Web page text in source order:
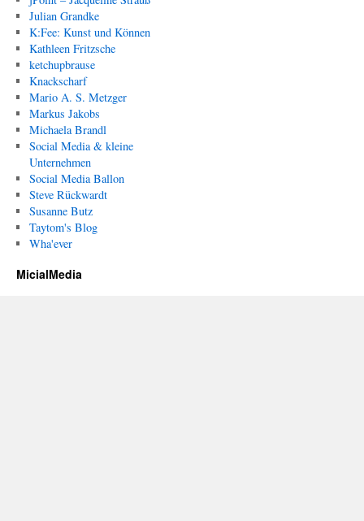
Julian Grandke
K:Fee: Kunst und Können
Kathleen Fritzsche
ketchupbrause
Knackscharf
Mario A. S. Metzger
Markus Jakobs
Michaela Brandl
Social Media & kleine
Unternehmen
Social Media Ballon
Steve Rückwardt
Susanne Butz
Taytom's Blog
Wha'ever
MicialMedia